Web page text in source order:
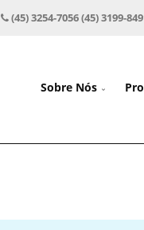
(45) 3254-7056 (45) 3199-
Sobre Nós